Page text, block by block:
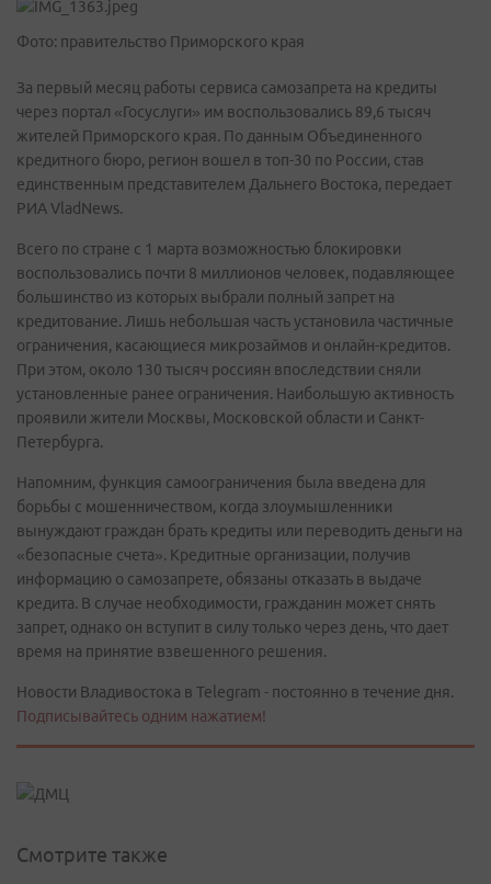
Фото: правительство Приморского края
За первый месяц работы сервиса самозапрета на кредиты
через портал «Госуслуги» им воспользовались 89,6 тысяч
жителей Приморского края. По данным Объединенного
кредитного бюро, регион вошел в топ-30 по России, став
единственным представителем Дальнего Востока, передает
РИА VladNews.
Всего по стране с 1 марта возможностью блокировки
воспользовались почти 8 миллионов человек, подавляющее
большинство из которых выбрали полный запрет на
кредитование. Лишь небольшая часть установила частичные
ограничения, касающиеся микрозаймов и онлайн-кредитов.
При этом, около 130 тысяч россиян впоследствии сняли
установленные ранее ограничения. Наибольшую активность
проявили жители Москвы, Московской области и Санкт-
Петербурга.
Напомним, функция самоограничения была введена для
борьбы с мошенничеством, когда злоумышленники
вынуждают граждан брать кредиты или переводить деньги на
«безопасные счета». Кредитные организации, получив
информацию о самозапрете, обязаны отказать в выдаче
кредита. В случае необходимости, гражданин может снять
запрет, однако он вступит в силу только через день, что дает
время на принятие взвешенного решения.
Новости Владивостока в Telegram - постоянно в течение дня.
Подписывайтесь одним нажатием!
Смотрите также